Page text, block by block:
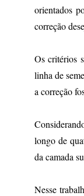
orientados
correção
Os critérios
linha de
a correção
longo de
da camada
Nesse